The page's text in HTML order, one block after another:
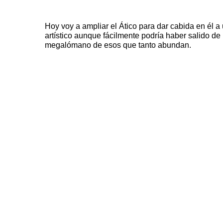
Hoy voy a ampliar el Ático para dar cabida en él
artístico aunque fácilmente podría haber salido
megalómano de esos que tanto abundan.